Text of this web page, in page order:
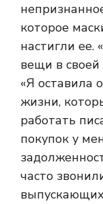
которое
настигли ее.
вещи в
«Я оставила
жизни,
работать
покупок у
часто